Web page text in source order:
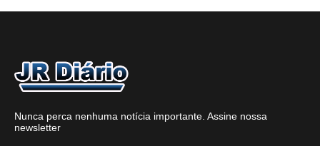
Nunca perca nenhuma notícia importante. Assine nossa
newsletter